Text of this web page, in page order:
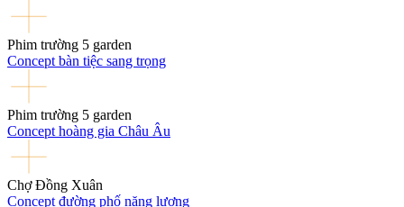
Phim trường 5 garden
Concept bàn tiệc sang trọng
Phim trường 5 garden
Concept hoàng gia Châu Âu
Chợ Đồng Xuân
Concept đường phố năng lượng